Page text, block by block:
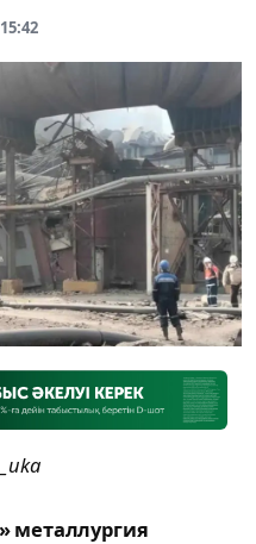
металлургия